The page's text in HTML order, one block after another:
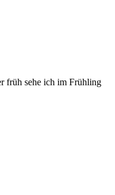
früh sehe ich im Frühling